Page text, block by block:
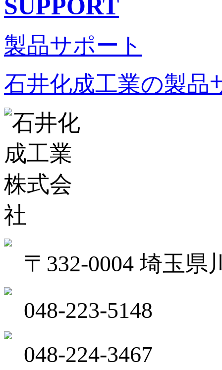
SUPPORT
製品サポート
石井化成工業の製品
〒332-0004 埼玉県
048-223-5148
048-224-3467